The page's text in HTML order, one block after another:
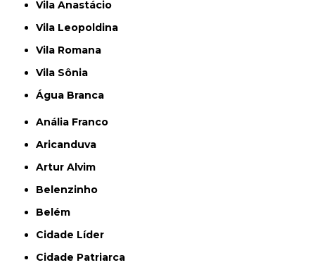
Vila Anastácio
Vila Leopoldina
Vila Romana
Vila Sônia
Água Branca
Anália Franco
Aricanduva
Artur Alvim
Belenzinho
Belém
Cidade Líder
Cidade Patriarca